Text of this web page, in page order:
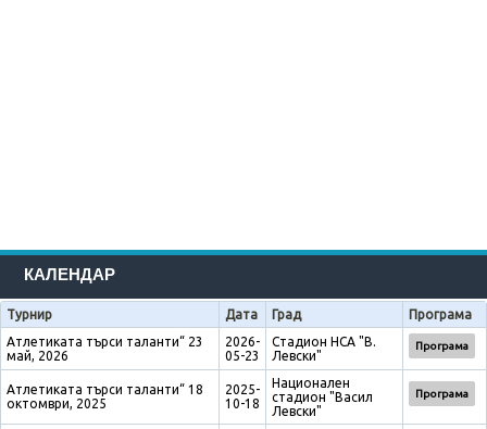
КАЛЕНДАР
Турнир Дата Град
Програма
Атлетиката търси таланти“ 23
май, 2026
2026-
05-23
Стадион НСА "В.
Левски"
Програма
Атлетиката търси таланти“ 18
октомври, 2025
2025-
10-18
Национален
стадион "Васил
Левски"
Програма